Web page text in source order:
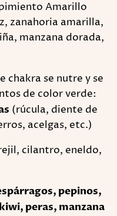
Amarillo
zanahoria amarilla,
manzana dorada,
chakra se nutre y se
de color verde:
(rúcula, diente de
acelgas, etc.)
cilantro, eneldo,
pepinos,
peras, manzana